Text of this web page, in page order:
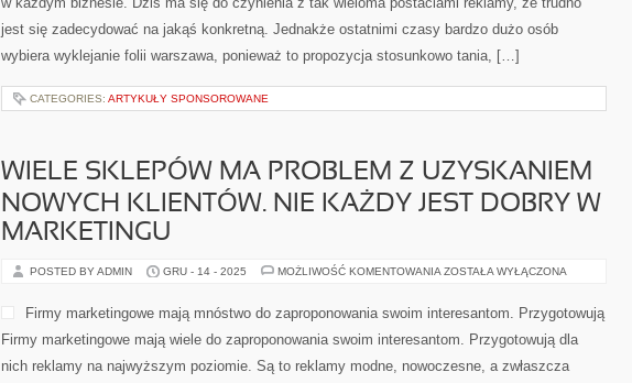
jest się zadecydować na jakąś konkretną. Jednakże ostatnimi czasy bardzo dużo osób
wybiera wyklejanie folii warszawa, ponieważ to propozycja stosunkowo tania, […]
CATEGORIES: ARTYKUŁY SPONSOROWANE
WIELE SKLEPÓW MA PROBLEM Z UZYSKANIEM
NOWYCH KLIENTÓW. NIE KAŻDY JEST DOBRY W
MARKETINGU
POSTED BY ADMIN GRU - 14 - 2025 MOŻLIWOŚĆ KOMENTOWANIA WIELE
PROBLEM
Z
NOWYCH
NIE
ZOSTAŁA WYŁĄCZONA
Firmy marketingowe mają mnóstwo do zaproponowania swoim interesantom. Przygotowują
Firmy marketingowe mają wiele do zaproponowania swoim interesantom. Przygotowują dla
nich reklamy na najwyższym poziomie. Są to reklamy modne, nowoczesne, a zwłaszcza